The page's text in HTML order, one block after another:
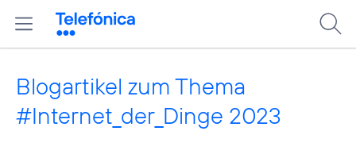
Blogartikel zum Thema
#Internet_der_Dinge 2023